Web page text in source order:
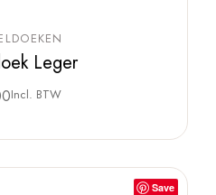
Leger
Incl. BTW
Save